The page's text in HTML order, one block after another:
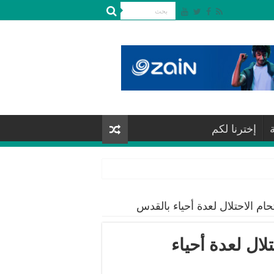
إخترنا لكم
الاحتلال لعدة أحياء بالقدس
لعدة أحياء